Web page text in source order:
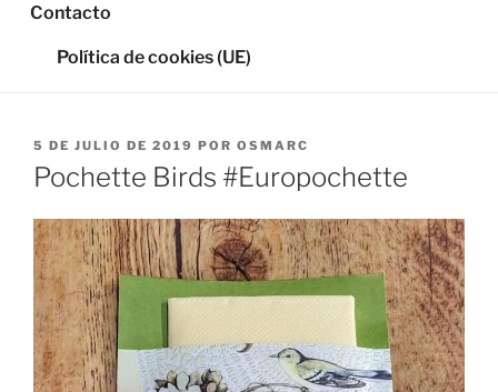
Contacto
Política de cookies (UE)
PUBLICADO
EL
5 DE JULIO DE 2019 POR OSMARC
Pochette Birds #Europochette